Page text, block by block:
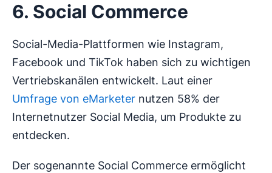
6. Social Commerce
Social-Media-Plattformen wie Instagram,
Facebook und TikTok haben sich zu wichtigen
Vertriebskanälen entwickelt. Laut einer
Umfrage von eMarketer nutzen 58% der
Internetnutzer Social Media, um Produkte zu
entdecken.
Der sogenannte Social Commerce ermöglicht